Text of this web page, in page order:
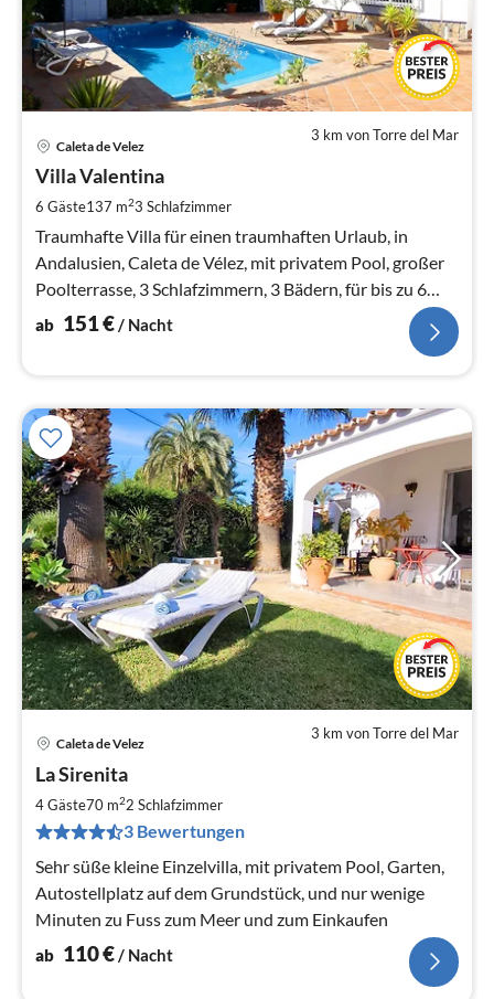
3 km von Torre del Mar
Caleta de Velez
Villa Valentina
6 Gäste137 m23 Schlafzimmer
Traumhafte Villa für einen traumhaften Urlaub, in
Andalusien, Caleta de Vélez, mit privatem Pool, großer
Poolterrasse, 3 Schlafzimmern, 3 Bädern, für bis zu 6
Personen
ab 151€/ Nacht
3 km von Torre del Mar
Caleta de Velez
La Sirenita
4 Gäste70 m22 Schlafzimmer
3 Bewertungen
Sehr süße kleine Einzelvilla, mit privatem Pool, Garten,
Autostellplatz auf dem Grundstück, und nur wenige
Minuten zu Fuss zum Meer und zum Einkaufen
ab 110€/ Nacht